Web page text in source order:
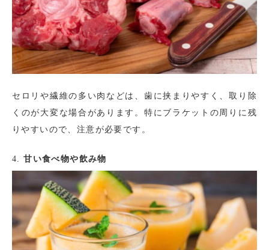
セロリや繊維の多い肉などは、歯に挟まりやすく、取り除
くのが大変な場合があります。特にブラケットの周りに残
りやすいので、注意が必要です。
4.甘い食べ物や飲み物